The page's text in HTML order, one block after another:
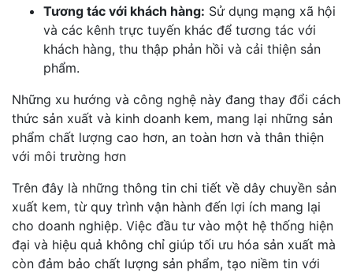
Tương tác với khách hàng: Sử dụng mạng xã hội
và các kênh trực tuyến khác để tương tác với
khách hàng, thu thập phản hồi và cải thiện sản
phẩm.
Những xu hướng và công nghệ này đang thay đổi cách
thức sản xuất và kinh doanh kem, mang lại những sản
phẩm chất lượng cao hơn, an toàn hơn và thân thiện
với môi trường hơn
Trên đây là những thông tin chi tiết về dây chuyền sản
xuất kem, từ quy trình vận hành đến lợi ích mang lại
cho doanh nghiệp. Việc đầu tư vào một hệ thống hiện
đại và hiệu quả không chỉ giúp tối ưu hóa sản xuất mà
còn đảm bảo chất lượng sản phẩm, tạo niềm tin với